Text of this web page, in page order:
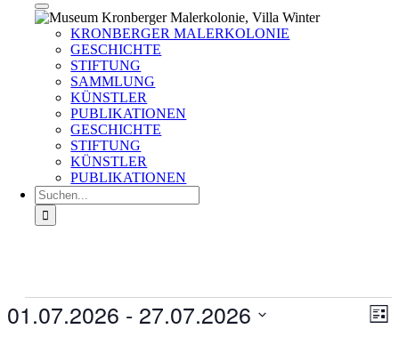
KRONBERGER MALERKOLONIE
GESCHICHTE
STIFTUNG
SAMMLUNG
KÜNSTLER
PUBLIKATIONEN
GESCHICHTE
STIFTUNG
KÜNSTLER
PUBLIKATIONEN
Suche
nach:
Veranstaltungen
Liste
01.07.2026 - 27.07.2026